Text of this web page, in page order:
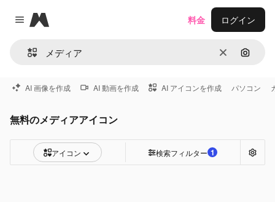
Close menu
Magnific
消去 画像で
料金 ログイン
AI 画像を作成 AI 動画を作成 AI アイコンを作成 パソコン
無料のメディアアイコン
アイコン 検索フィルター 1